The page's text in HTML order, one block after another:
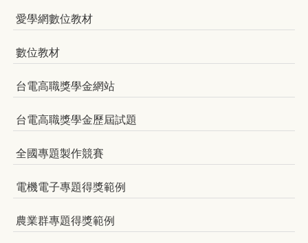
愛學網數位教材
數位教材
台電高職獎學金網站
台電高職獎學金歷屆試題
全國專題製作競賽
電機電子專題得獎範例
農業群專題得獎範例